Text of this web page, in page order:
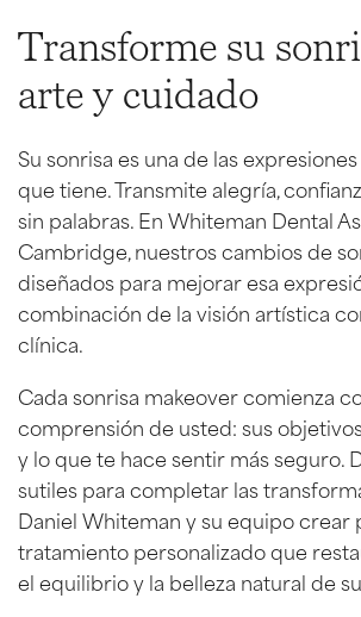
Transforme su
arte y cuidado
Su sonrisa es una de las
que tiene. Transmite alegría,
sin palabras. En Whiteman Dental
Cambridge, nuestros cambios de
diseñados para mejorar esa
combinación de la visión artística
clínica.
Cada sonrisa makeover comienza
comprensión de usted: sus
y lo que te hace sentir más seguro.
sutiles para completar las
Daniel Whiteman y su equipo crear
tratamiento personalizado que
el equilibrio y la belleza natural de